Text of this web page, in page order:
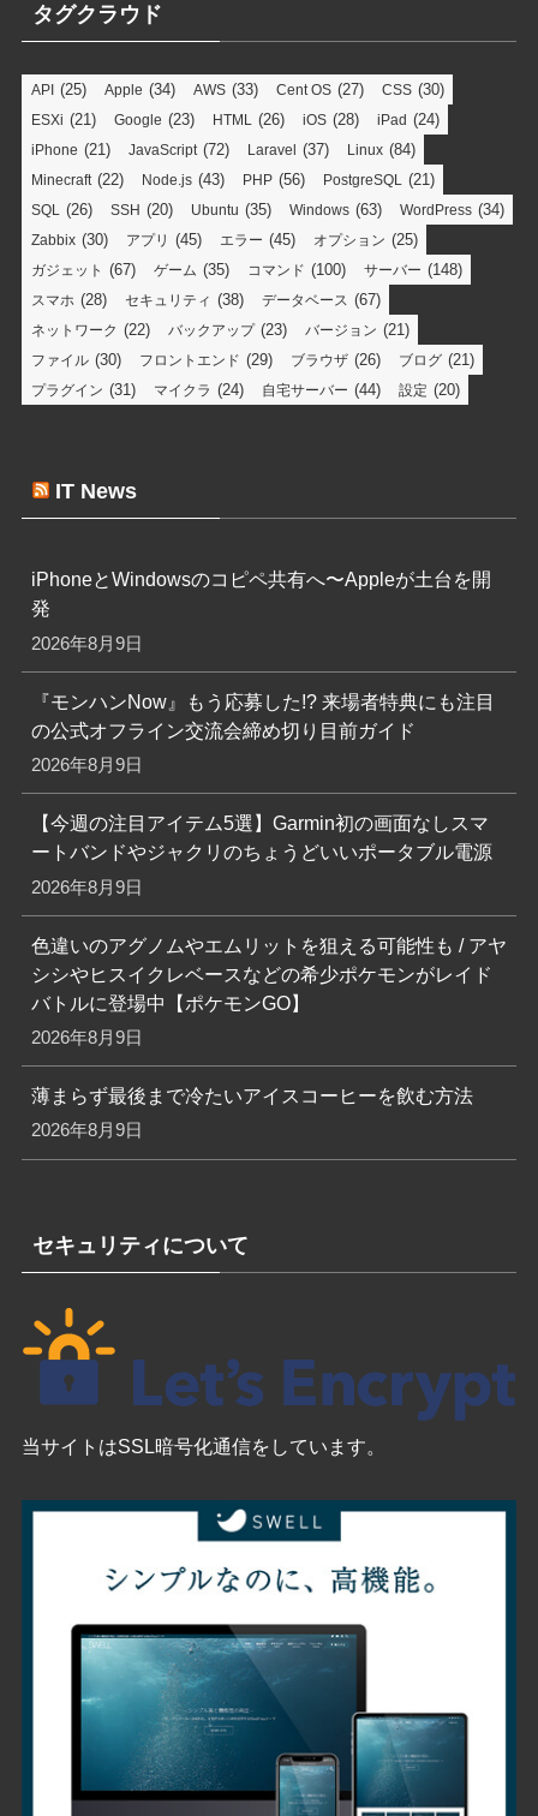
タグクラウド
API (25) Apple (34) AWS (33) Cent OS (27) CSS (30)
ESXi (21) Google (23) HTML (26) iOS (28) iPad (24)
iPhone (21) JavaScript(72) Laravel (37) Linux (84)
Minecraft(22) Node.js (43) PHP (56) PostgreSQL (21)
SQL (26) SSH (20) Ubuntu (35) Windows (63) WordPress (34)
Zabbix (30) アプリ (45) エラー (45) オプション (25)
ガジェット (67) ゲーム (35) コマンド (100) サーバー (148)
スマホ (28) セキュリティ (38) データベース (67)
ネットワーク (22) バックアップ(23) バージョン (21)
ファイル (30) フロントエンド (29) ブラウザ (26) ブログ (21)
プラグイン (31) マイクラ (24) 自宅サーバー (44) 設定 (20)
IT News
iPhoneとWindowsのコピペ共有へ〜Appleが土台を開
発
2026年8月9日
『モンハンNow』もう応募した!? 来場者特典にも注目
の公式オフライン交流会締め切り目前ガイド
2026年8月9日
【今週の注目アイテム5選】Garmin初の画面なしスマ
ートバンドやジャクリのちょうどいいポータブル電源
2026年8月9日
色違いのアグノムやエムリットを狙える可能性も / アヤ
シシやヒスイクレベースなどの希少ポケモンがレイド
バトルに登場中【ポケモンGO】
2026年8月9日
薄まらず最後まで冷たいアイスコーヒーを飲む方法
2026年8月9日
セキュリティについて
当サイトはSSL暗号化通信をしています。